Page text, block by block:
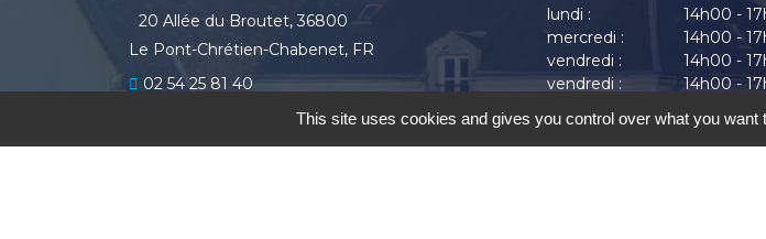
20 Allée du Broutet, 36800
Le Pont-Chrétien-Chabenet, FR
02 54 25 81 40
lepontchretienchabenet.fr
lundi :
14h00 -
mercredi :
14h00 -
vendredi :
14h00 -
vendredi :
14h00 -
This site uses cookies and gives you control over what you want